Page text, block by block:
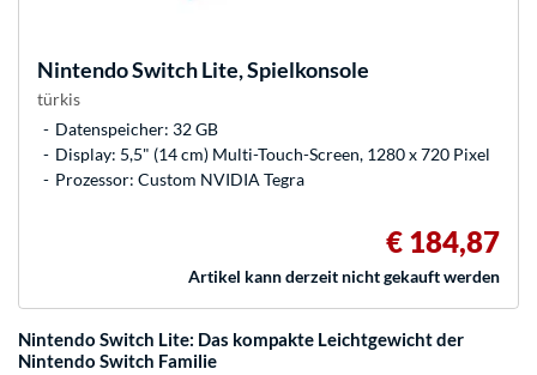
NintendoSwitch Lite, Spielkonsole
türkis
Datenspeicher: 32 GB
Display: 5,5" (14 cm) Multi-Touch-Screen, 1280 x 720 Pixel
Prozessor: Custom NVIDIA Tegra
€ 184,87
Artikel kann derzeit nicht gekauft werden
Nintendo Switch Lite: Das kompakte Leichtgewicht der
Nintendo Switch Familie